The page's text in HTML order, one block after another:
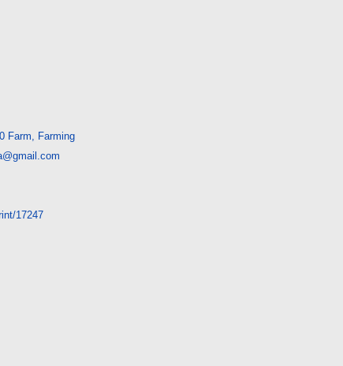
Farm, Farming
17247